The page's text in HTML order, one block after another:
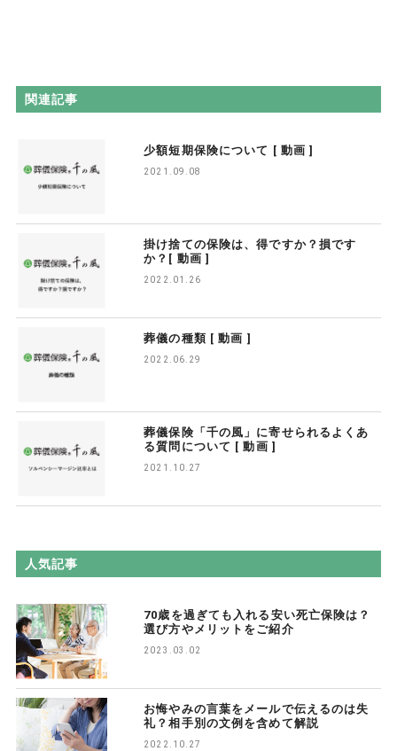
関連記事
少額短期保険について [ 動画 ]
2021.09.08
掛け捨ての保険は、得ですか？損です
か？[ 動画 ]
2022.01.26
葬儀の種類 [ 動画 ]
2022.06.29
葬儀保険「千の風」に寄せられるよくあ
る質問について [ 動画 ]
2021.10.27
人気記事
70歳を過ぎても入れる安い死亡保険は？
選び方やメリットをご紹介
2023.03.02
お悔やみの言葉をメールで伝えるのは失
礼？相手別の文例を含めて解説
2022.10.27